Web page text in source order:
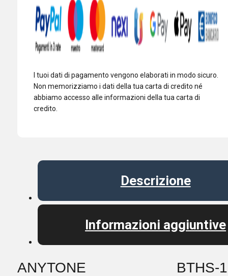
I tuoi dati di pagamento vengono elaborati in modo sicuro.
Non memorizziamo i dati della tua carta di credito né
abbiamo accesso alle informazioni della tua carta di
credito.
Descrizione
Informazioni aggiuntive
ANYTONE BTHS-